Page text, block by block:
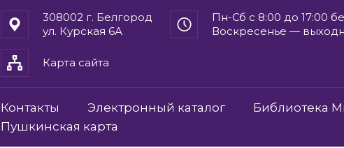
308002 г. Белгород
ул. Курская 6А
Пн-Сб с 8:00 до 17:00
Воскресенье —
Карта сайта
Контакты Электронный каталог
Библиотека
Пушкинская карта